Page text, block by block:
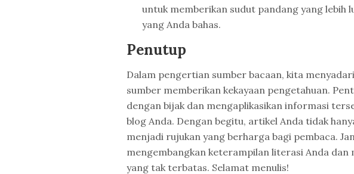
untuk memberikan sudut pandang yang lebih
yang Anda bahas.
Penutup
Dalam pengertian sumber bacaan, kita
sumber memberikan kekayaan pengetahuan.
dengan bijak dan mengaplikasikan informasi
blog Anda. Dengan begitu, artikel Anda tidak
menjadi rujukan yang berharga bagi pembaca.
mengembangkan keterampilan literasi Anda dan
yang tak terbatas. Selamat menulis!